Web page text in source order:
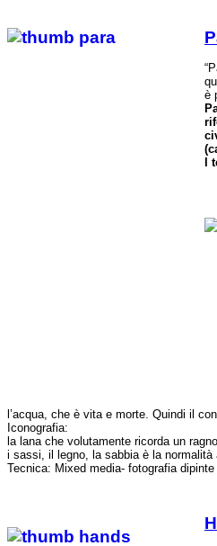
è
I
l’acqua, che è vita e morte. Quindi il
Iconografia:
la lana che volutamente ricorda un
i sassi, il legno, la sabbia è la
Tecnica: Mixed media- fotografia